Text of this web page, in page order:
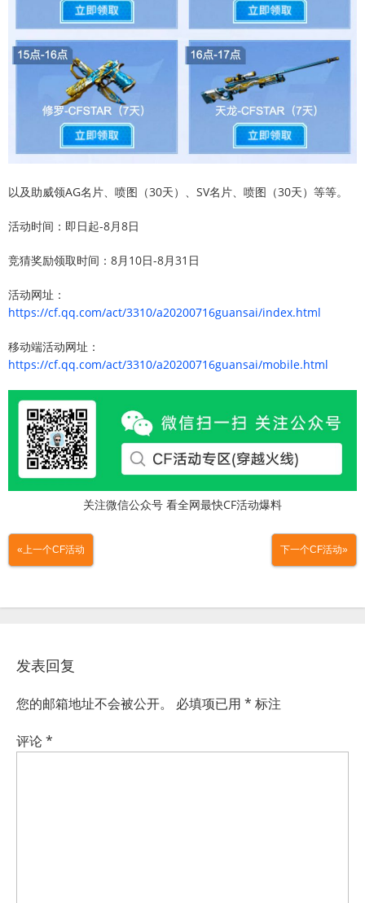
以及助威领AG名片、喷图（30天）、SV名片、喷图（30天）等等。
活动时间：即日起-8月8日
竞猜奖励领取时间：8月10日-8月31日
活动网址：
https://cf.qq.com/act/3310/a20200716guansai/index.html
移动端活动网址：
https://cf.qq.com/act/3310/a20200716guansai/mobile.html
关注微信公众号 看全网最快CF活动爆料
«上一个CF活动 下一个CF活动»
发表回复
您的邮箱地址不会被公开。 必填项已用 * 标注
评论*